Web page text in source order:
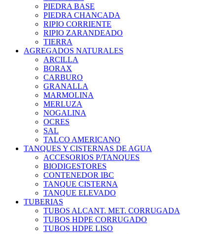
PIEDRA BASE
PIEDRA CHANCADA
RIPIO CORRIENTE
RIPIO ZARANDEADO
TIERRA
AGREGADOS NATURALES
ARCILLA
BORAX
CARBURO
GRANALLA
MARMOLINA
MERLUZA
NOGALINA
OCRES
SAL
TALCO AMERICANO
TANQUES Y CISTERNAS DE AGUA
ACCESORIOS P/TANQUES
BIODIGESTORES
CONTENEDOR IBC
TANQUE CISTERNA
TANQUE ELEVADO
TUBERIAS
TUBOS ALCANT. MET. CORRUGADA
TUBOS HDPE CORRUGADO
TUBOS HDPE LISO